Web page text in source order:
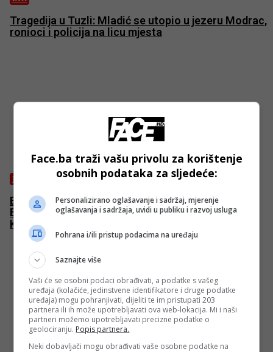
Tragedija u Tuzli: Mladić se utopio u jezeru Modrac,
ronioci i policija na licu mjesta
BIH
Bećirović otvorio Počasni konzulat BiH u
Birmingemu, svečanosti prisustvovao i reis
Kavazović
Face.ba traži vašu privolu za korištenje
osobnih podataka za sljedeće:
Personalizirano oglašavanje i sadržaj, mjerenje
oglašavanja i sadržaja, uvidi u publiku i razvoj usluga
Pohrana i/ili pristup podacima na uređaju
Saznajte više
Vaši će se osobni podaci obrađivati, a podatke s vašeg
uređaja (kolačiće, jedinstvene identifikatore i druge podatke
uređaja) mogu pohranjivati, dijeliti te im pristupati 203
partnera ili ih može upotrebljavati ova web-lokacija. Mi i naši
partneri možemo upotrebljavati precizne podatke o
geolociranju. Popis partnera.
Neki dobavljači mogu obrađivati vaše osobne podatke na